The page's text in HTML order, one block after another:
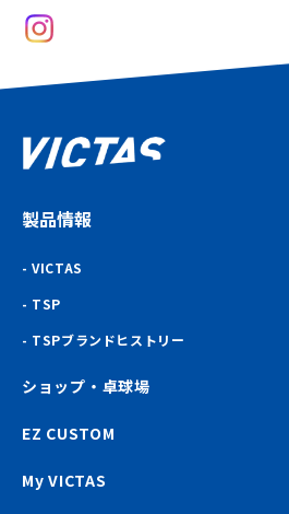
製品情報
VICTAS
TSP
TSPブランドヒストリー
ショップ・卓球場
EZ CUSTOM
My VICTAS